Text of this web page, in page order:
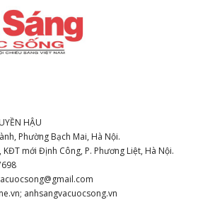
HẬU
Phường Bạch Mai, Hà Nội.
KĐT mới Định Công, P. Phương Liệt, Hà Nội.
anhsangvacuocsong.vn